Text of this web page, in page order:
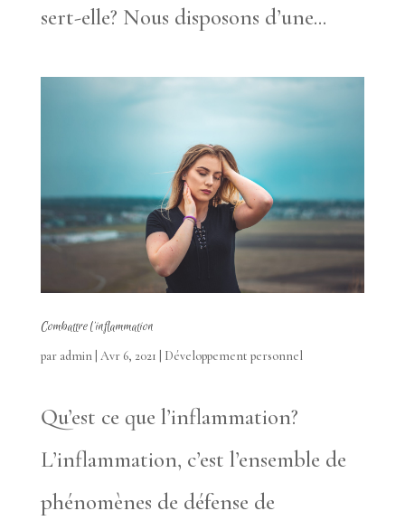
sert-elle? Nous disposons d’une...
Combattre l’inflammation
par admin| Avr 6, 2021 Développement personnel
Qu’est ce que l’inflammation?
L’inflammation, c’est l’ensemble de
phénomènes de défense de